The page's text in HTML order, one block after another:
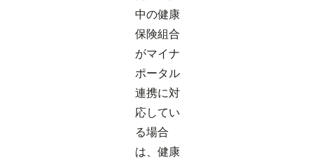
中の健康
保険組合
がマイナ
ポータル
連携に対
応してい
る場合
は、健康